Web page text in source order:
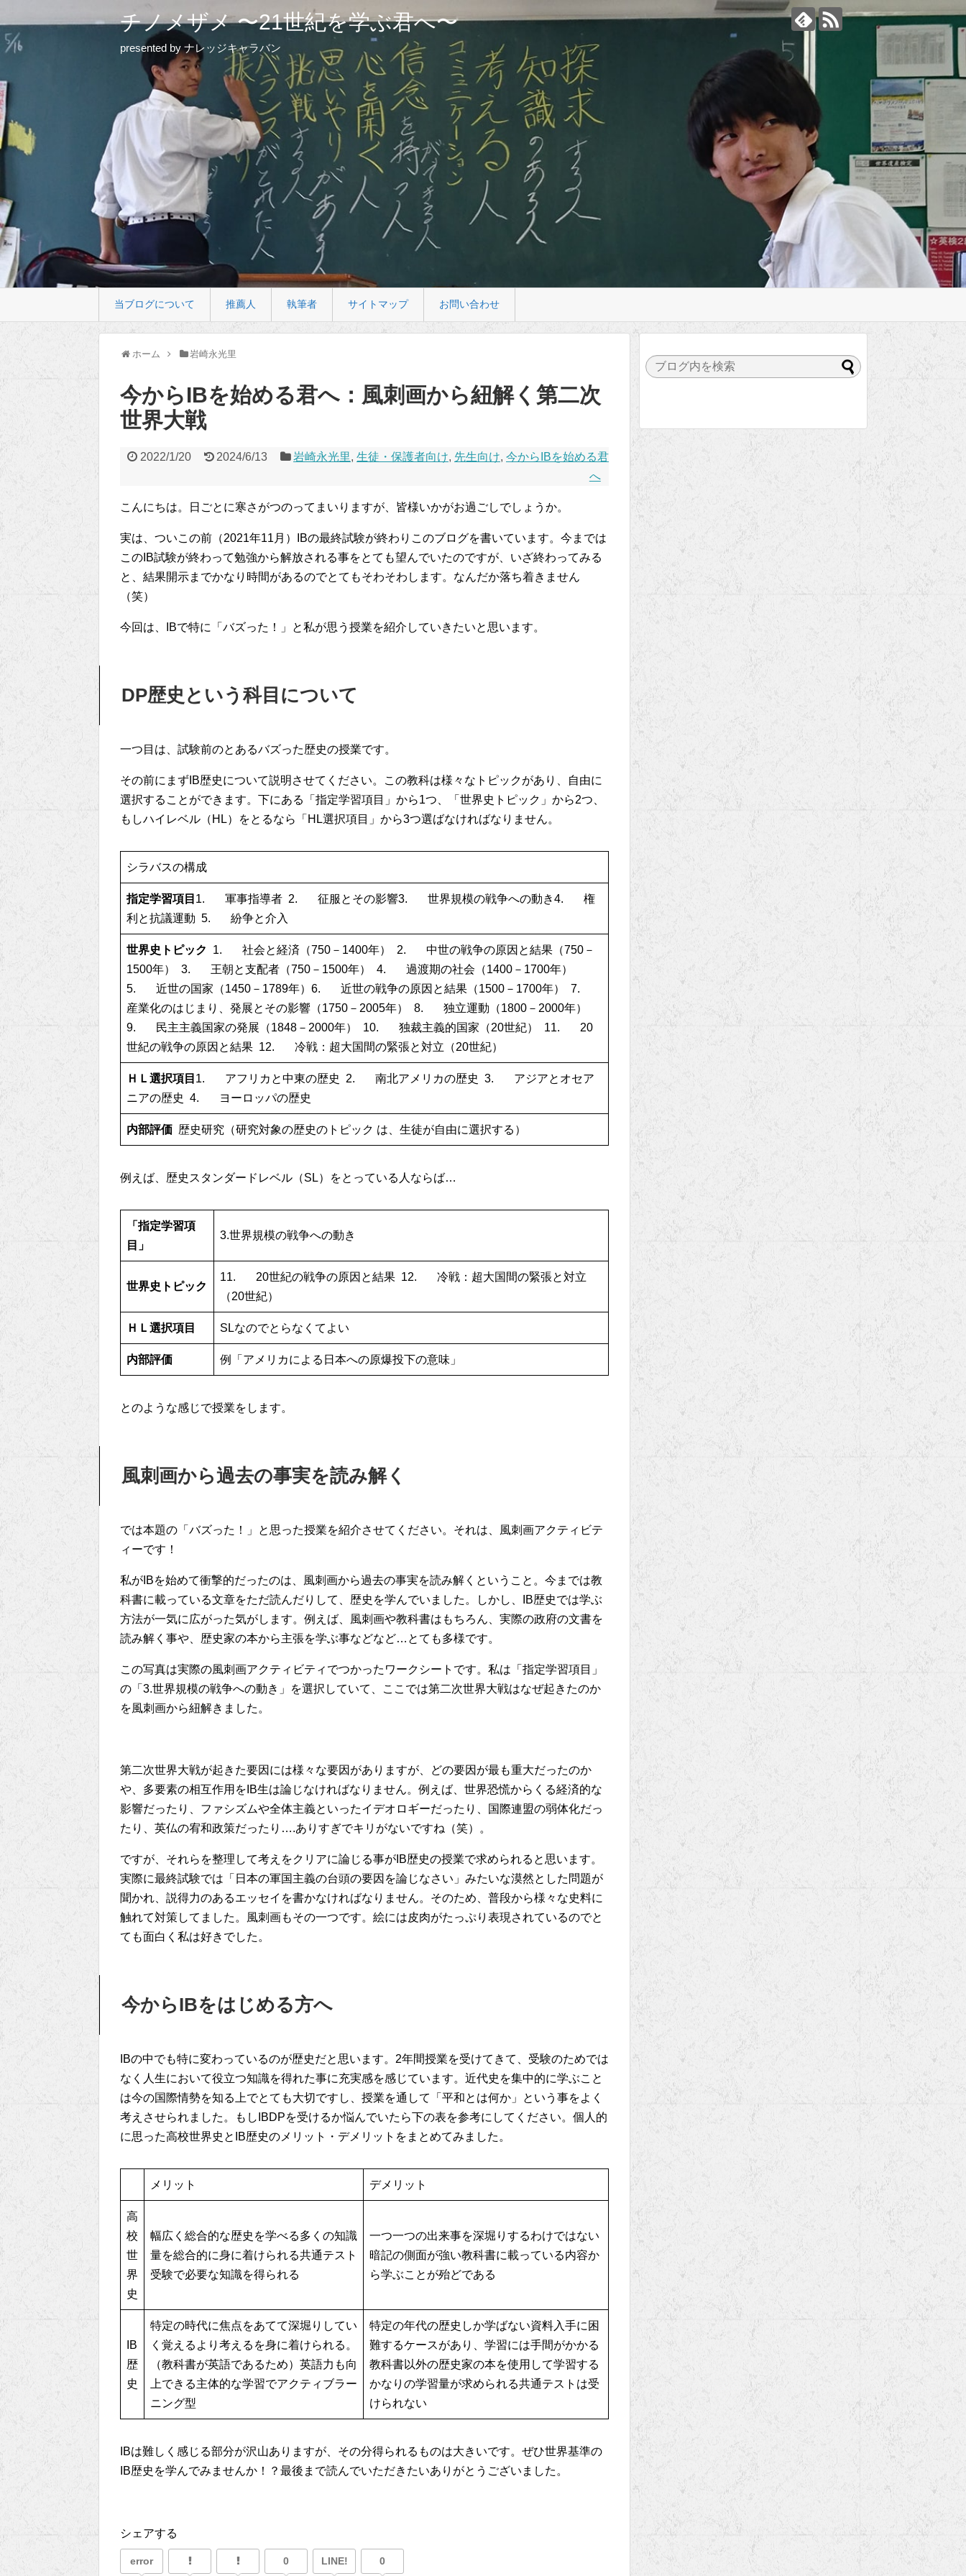
チノメザメ 〜21世紀を学ぶ君へ〜
presented by ナレッジキャラバン
当ブログについて 推薦人 執筆者 サイトマップ お問い合わせ
ホーム 岩崎永光里
今からIBを始める君へ：風刺画から紐解く第二次
世界大戦
2022/1/20 2024/6/13 岩崎永光里, 生徒・保護者向け, 先生向け, 今からIBを始める君
へ
こんにちは。日ごとに寒さがつのってまいりますが、皆様いかがお過ごしでしょうか。
実は、ついこの前（2021年11月）IBの最終試験が終わりこのブログを書いています。今までは
このIB試験が終わって勉強から解放される事をとても望んでいたのですが、いざ終わってみる
と、結果開示までかなり時間があるのでとてもそわそわします。なんだか落ち着きません
（笑）
今回は、IBで特に「バズった！」と私が思う授業を紹介していきたいと思います。
DP歴史という科目について
一つ目は、試験前のとあるバズった歴史の授業です。
その前にまずIB歴史について説明させてください。この教科は様々なトピックがあり、自由に
選択することができます。下にある「指定学習項目」から1つ、「世界史トピック」から2つ、
もしハイレベル（HL）をとるなら「HL選択項目」から3つ選ばなければなりません。
シラバスの構成
指定学習項目 1. 軍事指導者 2. 征服とその影響3. 世界規模の戦争への動き4. 権
利と抗議運動 5. 紛争と介入
世界史トピック 1. 社会と経済（750－1400年） 2. 中世の戦争の原因と結果（750－
1500年） 3. 王朝と支配者（750－1500年） 4. 過渡期の社会（1400－1700年）
5. 近世の国家（1450－1789年）6. 近世の戦争の原因と結果（1500－1700年） 7.
産業化のはじまり、発展とその影響（1750－2005年） 8. 独立運動（1800－2000年）
9. 民主主義国家の発展（1848－2000年） 10. 独裁主義的国家（20世紀） 11. 20
世紀の戦争の原因と結果 12. 冷戦：超大国間の緊張と対立（20世紀）
ＨＬ選択項目 1. アフリカと中東の歴史 2. 南北アメリカの歴史 3. アジアとオセア
ニアの歴史 4. ヨーロッパの歴史
内部評価 歴史研究（研究対象の歴史のトピック は、生徒が自由に選択する）
例えば、歴史スタンダードレベル（SL）をとっている人ならば…
「指定学習項
目」
3.世界規模の戦争への動き
世界史トピック
11. 20世紀の戦争の原因と結果 12. 冷戦：超大国間の緊張と対立
（20世紀）
ＨＬ選択項目 SLなのでとらなくてよい
内部評価 例「アメリカによる日本への原爆投下の意味」
とのような感じで授業をします。
風刺画から過去の事実を読み解く
では本題の「バズった！」と思った授業を紹介させてください。それは、風刺画アクティビテ
ィーです！
私がIBを始めて衝撃的だったのは、風刺画から過去の事実を読み解くということ。今までは教
科書に載っている文章をただ読んだりして、歴史を学んでいました。しかし、IB歴史では学ぶ
方法が一気に広がった気がします。例えば、風刺画や教科書はもちろん、実際の政府の文書を
読み解く事や、歴史家の本から主張を学ぶ事などなど…とても多様です。
この写真は実際の風刺画アクティビティでつかったワークシートです。私は「指定学習項目」
の「3.世界規模の戦争への動き」を選択していて、ここでは第二次世界大戦はなぜ起きたのか
を風刺画から紐解きました。
第二次世界大戦が起きた要因には様々な要因がありますが、どの要因が最も重大だったのか
や、多要素の相互作用をIB生は論じなければなりません。例えば、世界恐慌からくる経済的な
影響だったり、ファシズムや全体主義といったイデオロギーだったり、国際連盟の弱体化だっ
たり、英仏の宥和政策だったり….ありすぎでキリがないですね（笑）。
ですが、それらを整理して考えをクリアに論じる事がIB歴史の授業で求められると思います。
実際に最終試験では「日本の軍国主義の台頭の要因を論じなさい」みたいな漠然とした問題が
聞かれ、説得力のあるエッセイを書かなければなりません。そのため、普段から様々な史料に
触れて対策してました。風刺画もその一つです。絵には皮肉がたっぷり表現されているのでと
ても面白く私は好きでした。
今からIBをはじめる方へ
IBの中でも特に変わっているのが歴史だと思います。2年間授業を受けてきて、受験のためでは
なく人生において役立つ知識を得れた事に充実感を感じています。近代史を集中的に学ぶこと
は今の国際情勢を知る上でとても大切ですし、授業を通して「平和とは何か」という事をよく
考えさせられました。もしIBDPを受けるか悩んでいたら下の表を参考にしてください。個人的
に思った高校世界史とIB歴史のメリット・デメリットをまとめてみました。
メリット デメリット
高
校
世
界
史
幅広く総合的な歴史を学べる多くの知識
量を総合的に身に着けられる共通テスト
受験で必要な知識を得られる
一つ一つの出来事を深堀りするわけではない
暗記の側面が強い教科書に載っている内容か
ら学ぶことが殆どである
IB
歴
史
特定の時代に焦点をあてて深堀りしてい
く覚えるより考えるを身に着けられる。
（教科書が英語であるため）英語力も向
上できる主体的な学習でアクティブラー
ニング型
特定の年代の歴史しか学ばない資料入手に困
難するケースがあり、学習には手間がかかる
教科書以外の歴史家の本を使用して学習する
かなりの学習量が求められる共通テストは受
けられない
IBは難しく感じる部分が沢山ありますが、その分得られるものは大きいです。ぜひ世界基準の
IB歴史を学んでみませんか！？最後まで読んでいただきたいありがとうございました。
シェアする
error 0 LINE! 0